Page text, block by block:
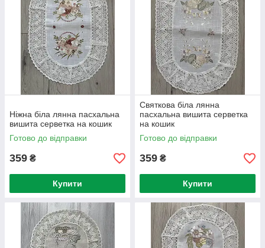
Ніжна біла лянна пасхальна
вишита серветка на кошик
Готово до відправки
359 ₴
Купити
Святкова біла лянна
пасхальна вишита серветка
на кошик
Готово до відправки
359 ₴
Купити